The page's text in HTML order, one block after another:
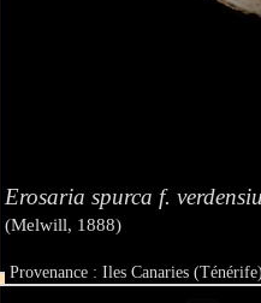
Erosaria spurca f.
(Melwill, 1888)
Provenance : Iles Canaries
Taille : 27 mm